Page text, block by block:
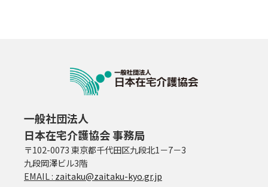
一般社団法人
日本在宅介護協会 事務局
〒102-0073 東京都千代田区九段北1－7－3
九段岡澤ビル3階
EMAIL : zaitaku@zaitaku-kyo.gr.jp